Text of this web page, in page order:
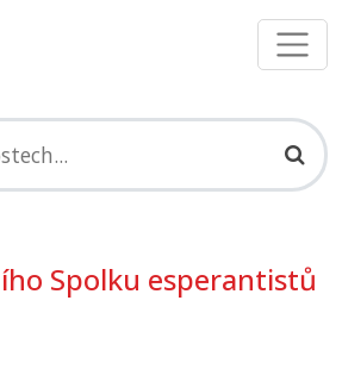
Spolku esperantistů